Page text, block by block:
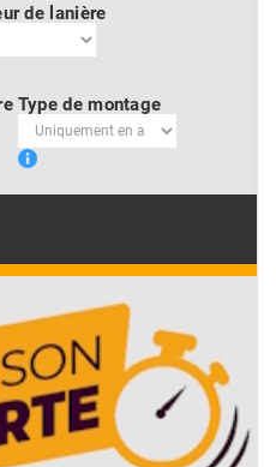
de lanière
Type de montage